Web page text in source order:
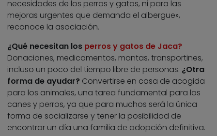
necesidades de los perros y gatos, ni para las
mejoras urgentes que demanda el albergue»,
reconoce la asociación.
¿Qué necesitan los perros y gatos de Jaca?
Donaciones, medicamentos, mantas, transportines,
incluso un poco del tiempo libre de personas. ¿Otra
forma de ayudar? Convertirse en casa de acogida
para los animales, una tarea fundamental para los
canes y perros, ya que para muchos será la única
forma de socializarse y tener la posibilidad de
encontrar un día una familia de adopción definitiva.